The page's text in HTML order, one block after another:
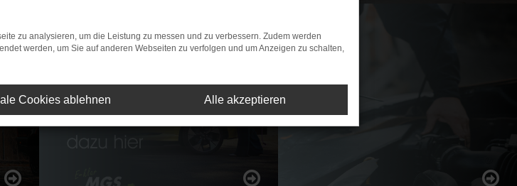
zu analysieren, um die Leistung zu messen und zu verbessern. Zudem werden
werden, um Sie auf anderen Webseiten zu verfolgen und um Anzeigen zu schalten,
Cookies ablehnen Alle akzeptieren